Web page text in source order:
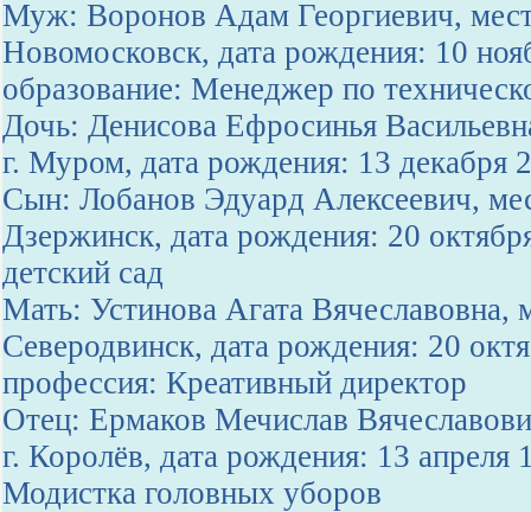
Муж: Воронов Адам Георгиевич,
Новомосковск, дата рождения: 10
образование: Менеджер по
Дочь: Денисова Ефросинья
г. Муром, дата рождения: 13 декабря
Сын: Лобанов Эдуард Алексеевич,
Дзержинск, дата рождения: 20
детский сад
Мать: Устинова Агата Вячеславовна,
Северодвинск, дата рождения: 20
профессия: Креативный директор
Отец: Ермаков Мечислав
г. Королёв, дата рождения: 13 апреля
Модистка головных уборов